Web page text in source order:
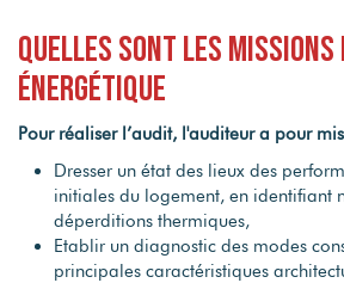
Quelles sont les missions
énergétique
Pour réaliser l’audit, l'auditeur a pour
Dresser un état des lieux des
initiales du logement, en identifiant
déperditions thermiques,
Etablir un diagnostic des modes
principales caractéristiques